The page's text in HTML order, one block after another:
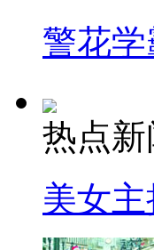
警花
热点新
美女